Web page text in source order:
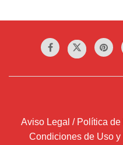
Aviso Legal / Política
Condiciones de Uso